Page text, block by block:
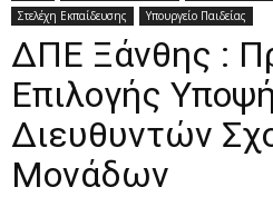
Στελέχη Εκπαίδευσης
Υπουργείο Παιδείας
ΔΠΕ Ξάνθης :
Επιλογής
Διευθυντών
Μονάδων